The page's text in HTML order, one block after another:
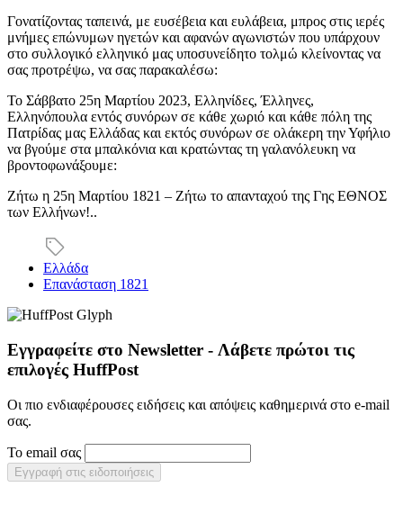
Γονατίζοντας ταπεινά, με ευσέβεια και ευλάβεια, μπρος στις ιερές
μνήμες επώνυμων ηγετών και αφανών αγωνιστών που υπάρχουν
στο συλλογικό ελληνικό μας υποσυνείδητο τολμώ κλείνοντας να
σας προτρέψω, να σας παρακαλέσω:
Το Σάββατο 25η Μαρτίου 2023, Ελληνίδες, Έλληνες,
Ελληνόπουλα εντός συνόρων σε κάθε χωριό και κάθε πόλη της
Πατρίδας μας Ελλάδας και εκτός συνόρων σε ολάκερη την Υφήλιο
να βγούμε στα μπαλκόνια και κρατώντας τη γαλανόλευκη να
βροντοφωνάξουμε:
Ζήτω η 25η Μαρτίου 1821 – Ζήτω το απανταχού της Γης ΕΘΝΟΣ
των Ελλήνων!..
Ελλάδα
Επανάσταση 1821
Εγγραφείτε στο Newsletter - Λάβετε πρώτοι τις
επιλογές HuffPost
Οι πιο ενδιαφέρουσες ειδήσεις και απόψεις καθημερινά στο e-mail
σας.
Το email σας
Εγγραφή στις ειδοποιήσεις